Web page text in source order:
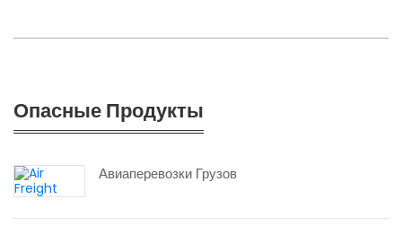
Опасные Продукты
Авиаперевозки Грузов